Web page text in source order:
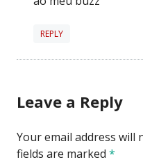
REPLY
Leave a Reply
Your email address will
fields are marked *